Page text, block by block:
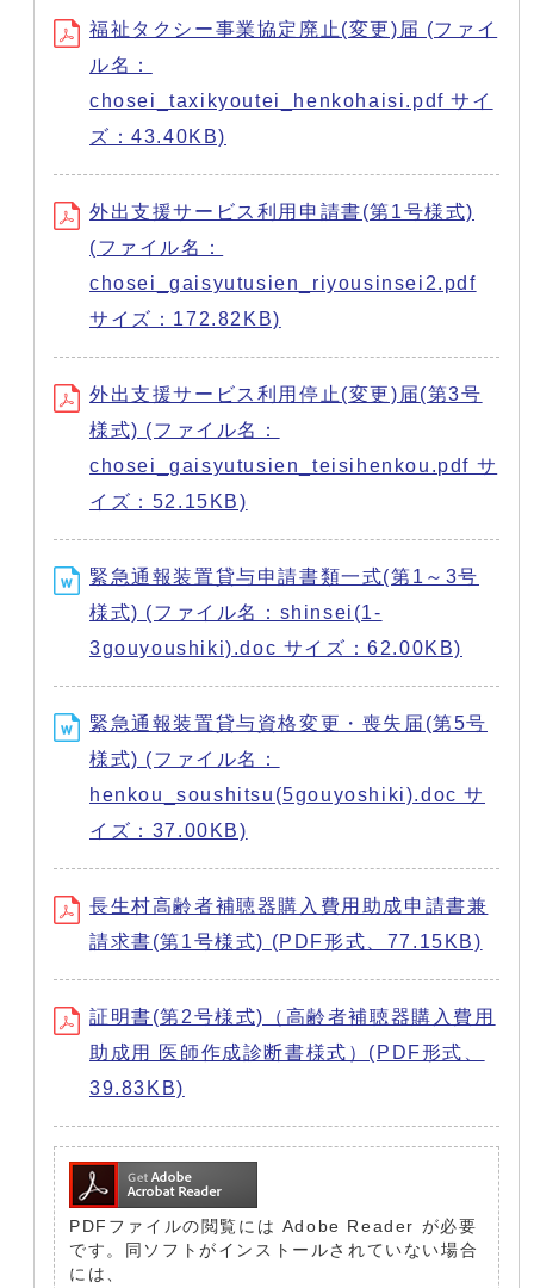
福祉タクシー事業協定廃止(変更)届 (ファイ
ル名：
chosei_taxikyoutei_henkohaisi.pdf サイ
ズ：43.40KB)
外出支援サービス利用申請書(第1号様式)
(ファイル名：
chosei_gaisyutusien_riyousinsei2.pdf
サイズ：172.82KB)
外出支援サービス利用停止(変更)届(第3号
様式) (ファイル名：
chosei_gaisyutusien_teisihenkou.pdf サ
イズ：52.15KB)
緊急通報装置貸与申請書類一式(第1～3号
様式) (ファイル名：shinsei(1-
3gouyoushiki).doc サイズ：62.00KB)
緊急通報装置貸与資格変更・喪失届(第5号
様式) (ファイル名：
henkou_soushitsu(5gouyoshiki).doc サ
イズ：37.00KB)
長生村高齢者補聴器購入費用助成申請書兼
請求書(第1号様式) (PDF形式、77.15KB)
証明書(第2号様式)（高齢者補聴器購入費用
助成用 医師作成診断書様式）(PDF形式、
39.83KB)
PDFファイルの閲覧には Adobe Reader が必要
です。同ソフトがインストールされていない場合
には、